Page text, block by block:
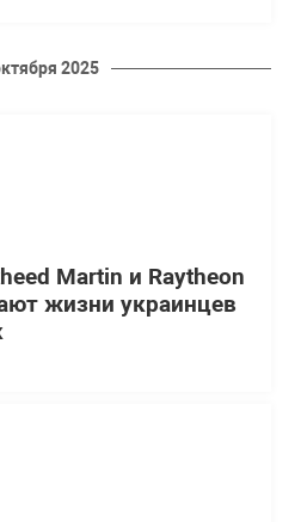
2025
Martin и Raytheon
жизни украинцев